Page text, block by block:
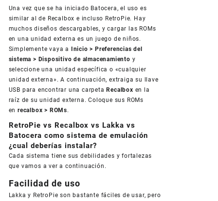
Una vez que se ha iniciado Batocera, el uso es
similar al de Recalbox e incluso RetroPie. Hay
muchos diseños descargables, y cargar las ROMs
en una unidad externa es un juego de niños.
Simplemente vaya a
Inicio > Preferencias del
sistema > Dispositivo de almacenamiento y
seleccione una unidad específica o «cualquier
unidad externa». A continuación, extraiga su llave
USB para encontrar una carpeta Recalbox en la
raíz de su unidad externa. Coloque sus ROMs
en recalbox > ROMs.
RetroPie vs Recalbox vs Lakka vs
Batocera como sistema de emulación
¿cual deberías instalar?
Cada sistema tiene sus debilidades y fortalezas
que vamos a ver a continuación.
Facilidad de uso
Lakka y RetroPie son bastante fáciles de usar, pero